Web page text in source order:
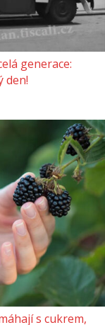
generace:
den!
s cukrem,